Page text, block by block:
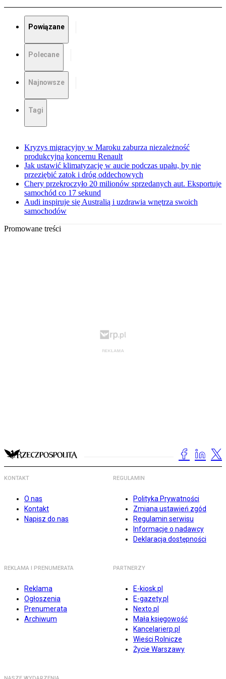
Powiązane
Polecane
Najnowsze
Tagi
Kryzys migracyjny w Maroku zaburza niezależność
produkcyjną koncernu Renault
Jak ustawić klimatyzację w aucie podczas upału, by nie
przeziębić zatok i dróg oddechowych
Chery przekroczyło 20 milionów sprzedanych aut. Eksportuje
samochód co 17 sekund
Audi inspiruje się Australią i uzdrawia wnętrza swoich
samochodów
Promowane treści
KONTAKT
O nas
Kontakt
Napisz do nas
REGULAMIN
Polityka Prywatności
Zmiana ustawień zgód
Regulamin serwisu
Informacje o nadawcy
Deklaracja dostępności
REKLAMA I PRENUMERATA
Reklama
Ogłoszenia
Prenumerata
Archiwum
PARTNERZY
E-kiosk.pl
E-gazety.pl
Nexto.pl
Mała księgowość
Kancelarierp.pl
Wieści Rolnicze
Życie Warszawy